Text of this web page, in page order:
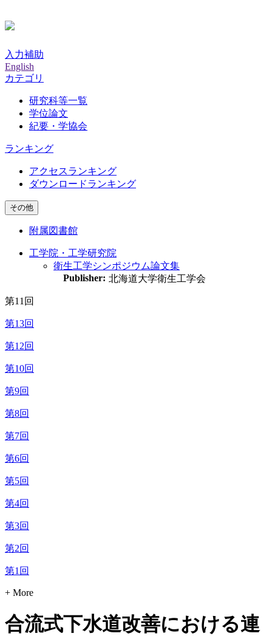
入力補助
English
カテゴリ
研究科等一覧
学位論文
紀要・学協会
ランキング
アクセスランキング
ダウンロードランキング
その他
附属図書館
工学院・工学研究院
衛生工学シンポジウム論文集
Publisher: 北海道大学衛生工学会
第11回
第13回
第12回
第10回
第9回
第8回
第7回
第6回
第5回
第4回
第3回
第2回
第1回
+ More
合流式下水道改善における連